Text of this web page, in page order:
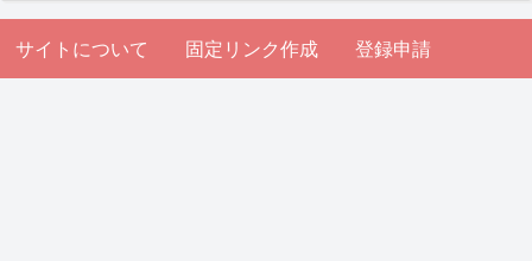
サイトについて 固定リンク作成 登録申請